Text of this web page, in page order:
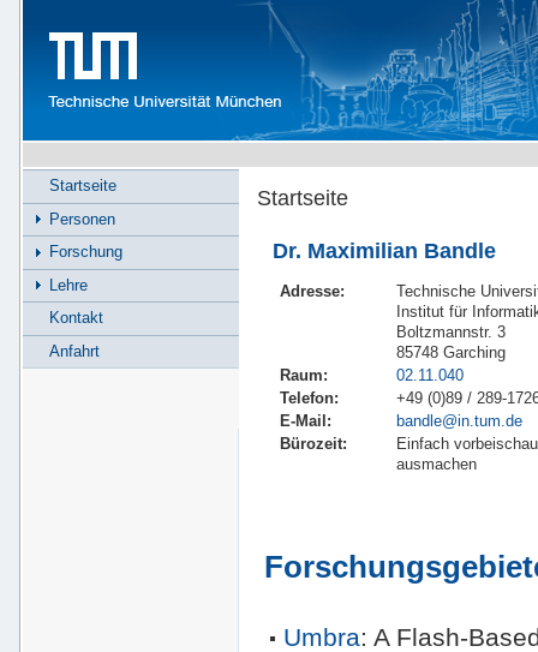
Startseite
Dr. Maximilian Bandle
Adresse:
Technische
Institut für
Boltzmannstr. 3
85748 Garching
Raum:
02.11.040
Telefon:
+49 (0)89 / 289-
E-Mail:
bandle@in.tum.de
Bürozeit:
Einfach
ausmachen
Umbra: A
Startseite
Personen
Forschung
Lehre
Kontakt
Anfahrt